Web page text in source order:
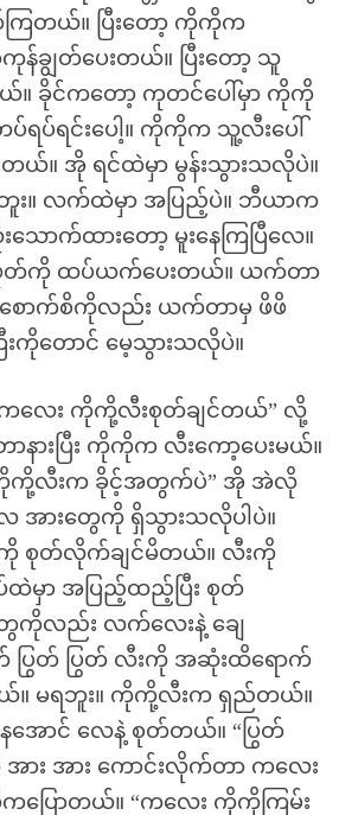
ြတယ်။ ပြီးတော့ ကိုကိုက
ချွတ်ပေးတယ်။ ပြီးတော့ သူ
ခိုင်ကတော့ ကုတင်ပေါ်မှာ ကိုကို
ပ်ရင်းပေါ့။ ကိုကိုက သူ့လီးပေါ်
။ အို ရင်ထဲမှာ မွန်းသွားသလိုပဲ။
း။ လက်ထဲမှာ အပြည့်ပဲ။ ဘီယာက
ောက်ထားတော့ မူးနေကြပြီလေ။
တ်ကို ထပ်ယက်ပေးတယ်။ ယက်တာ
ောက်စိကိုလည်း ယက်တာမှ ဖိဖိ
ကိုတောင် မေ့သွားသလိုပဲ။
ကလေး ကိုကို့လီးစုတ်ချင်တယ်” လို့
နားပြီး ကိုကိုက လီးကော့ပေးမယ်။
ကို့လီးက ခိုင့်အတွက်ပဲ” အို အဲလို
ေ အားတွေကို ရှိသွားသလိုပါပဲ။
စုတ်လိုက်ချင်မိတယ်။ လီးကို
ပ်ထဲမှာ အပြည့်ထည့်ပြီး စုတ်
ကိုလည်း လက်လေးနဲ့ ချေ
ပြွတ် ပြွတ် လီးကို အဆုံးထိရောက်
။ မရဘူး။ ကိုကို့လီးက ရှည်တယ်။
ေအောင် လေနဲ့ စုတ်တယ်။ “ပြွတ်
အား အား ကောင်းလိုက်တာ ကလေး
ပြောတယ်။ “ကလေး ကိုကိုကြမ်း